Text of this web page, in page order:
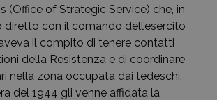
(Office of Strategic Service) che, in
con il comando dell’esercito
il compito di tenere contatti
della Resistenza e di coordinare
nella zona occupata dai tedeschi.
del 1944 gli venne affidata la